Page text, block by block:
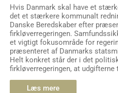
Hvis Danmark skal have et
det et stærkere kommunalt
Danske Beredskaber efter
firkløverregeringen.
et vigtigt fokusområde for
præsenteret af Danmarks
Helt konkret står der i det
firkløverregeringen, at udgifterne
Læs mere